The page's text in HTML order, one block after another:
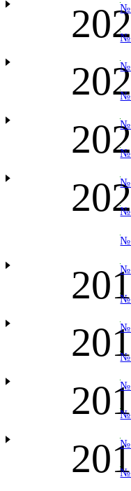
№
№
№
№
№
№
№
№
№
№
№
№
№
№
№
№
№